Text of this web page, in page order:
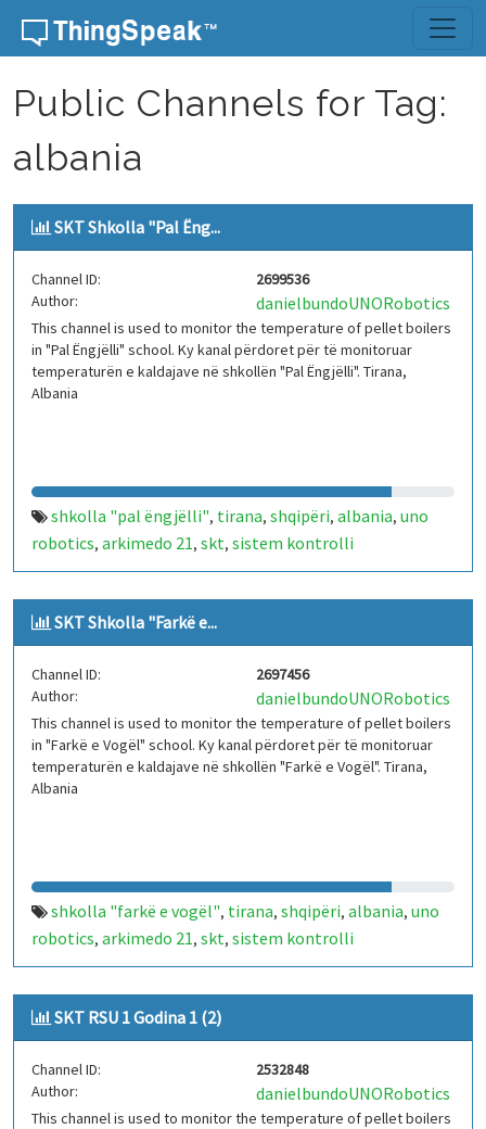
Skip to content
Public Channels for Tag:
albania
SKT Shkolla "Pal Ëng...
Channel ID:
2699536
Author:
danielbundoUNORobotics
This channel is used to monitor the temperature of pellet boilers
in "Pal Ëngjëlli" school. Ky kanal përdoret për të monitoruar
temperaturën e kaldajave në shkollën "Pal Ëngjëlli". Tirana,
Albania
shkolla "pal ëngjëlli", tirana, shqipëri, albania, uno
robotics, arkimedo 21, skt, sistem kontrolli
temperature,iot,arduino,kaldajë
SKT Shkolla "Farkë e...
Channel ID:
2697456
Author:
danielbundoUNORobotics
This channel is used to monitor the temperature of pellet boilers
in "Farkë e Vogël" school. Ky kanal përdoret për të monitoruar
temperaturën e kaldajave në shkollën "Farkë e Vogël". Tirana,
Albania
shkolla "farkë e vogël", tirana, shqipëri, albania, uno
robotics, arkimedo 21, skt, sistem kontrolli
temperature,iot,arduino,kaldajë
SKT RSU 1 Godina 1 (2)
Channel ID:
2532848
Author:
danielbundoUNORobotics
This channel is used to monitor the temperature of pellet boilers